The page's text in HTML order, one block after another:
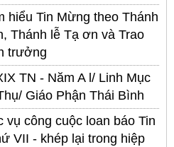
hiểu Tin Mừng theo Thánh
Thánh lễ Tạ ơn và Trao
trưởng
TN - Năm A l/ Linh Mục
Giáo Phận Thái Bình
công cuộc loan báo Tin
VII - khép lại trong hiệp